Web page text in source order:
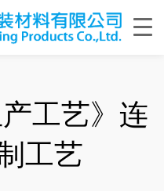
工艺》连
工艺